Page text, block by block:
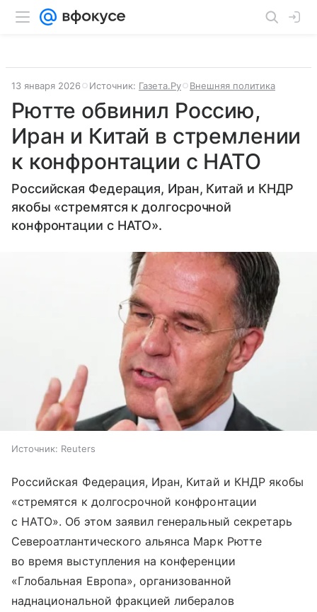
13 января 2026 Источник: Газета.Ру Внешняя политика
Рютте обвинил Россию,
Иран и Китай в стремлении
к конфронтации с НАТО
Российская Федерация, Иран, Китай и КНДР
якобы «стремятся к долгосрочной
конфронтации с НАТО».
Источник: Reuters
Российская Федерация, Иран, Китай и КНДР якобы
«стремятся к долгосрочной конфронтации
с НАТО». Об этом заявил генеральный секретарь
Североатлантического альянса Марк Рютте
во время выступления на конференции
«Глобальная Европа», организованной
наднациональной фракцией либералов